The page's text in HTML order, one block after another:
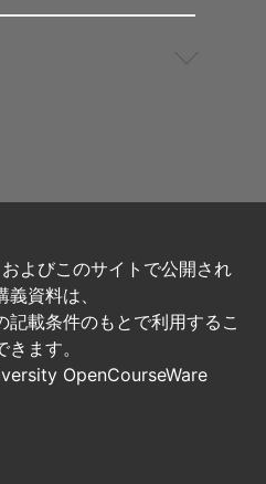
よびこのサイトで公開され
義資料は、
記載条件のもとで利用するこ
きます。
OpenCourseWare